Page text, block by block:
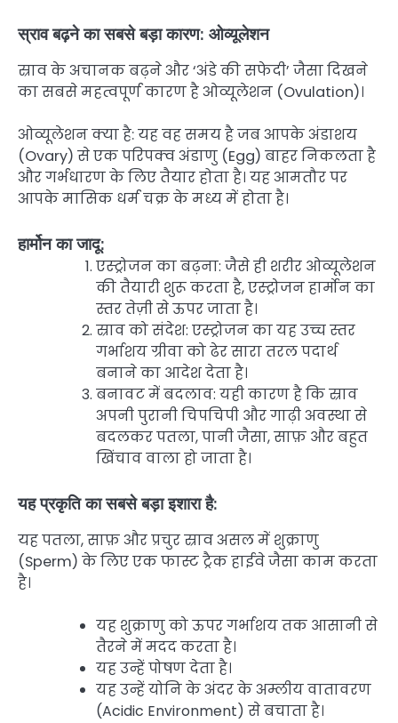
स्राव बढ़ने का सबसे बड़ा कारण: ओव्यूलेशन
स्राव के अचानक बढ़ने और ‘अंडे की सफेदी’ जैसा दिखने
का सबसे महत्वपूर्ण कारण है ओव्यूलेशन (Ovulation)।
ओव्यूलेशन क्या है: यह वह समय है जब आपके अंडाशय
(Ovary) से एक परिपक्व अंडाणु (Egg) बाहर निकलता है
और गर्भधारण के लिए तैयार होता है। यह आमतौर पर
आपके मासिक धर्म चक्र के मध्य में होता है।
हार्मोन का जादू:
एस्ट्रोजन का बढ़ना: जैसे ही शरीर ओव्यूलेशन
की तैयारी शुरू करता है, एस्ट्रोजन हार्मोन का
स्तर तेज़ी से ऊपर जाता है।
स्राव को संदेश: एस्ट्रोजन का यह उच्च स्तर
गर्भाशय ग्रीवा को ढेर सारा तरल पदार्थ
बनाने का आदेश देता है।
बनावट में बदलाव: यही कारण है कि स्राव
अपनी पुरानी चिपचिपी और गाढ़ी अवस्था से
बदलकर पतला, पानी जैसा, साफ़ और बहुत
खिंचाव वाला हो जाता है।
यह प्रकृति का सबसे बड़ा इशारा है:
यह पतला, साफ़ और प्रचुर स्राव असल में शुक्राणु
(Sperm) के लिए एक फास्ट ट्रैक हाईवे जैसा काम करता
है।
यह शुक्राणु को ऊपर गर्भाशय तक आसानी से
तैरने में मदद करता है।
यह उन्हें पोषण देता है।
यह उन्हें योनि के अंदर के अम्लीय वातावरण
(Acidic Environment) से बचाता है।